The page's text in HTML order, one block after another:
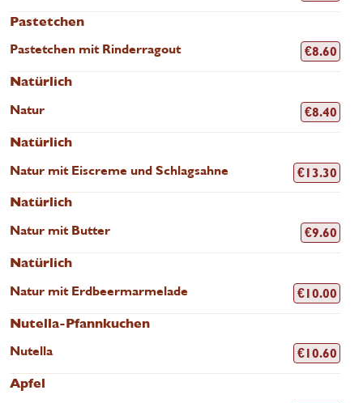
Pastetchen
Pastetchen mit Rinderragout
€8.60
Natürlich
Natur
€8.40
Natürlich
Natur mit Eiscreme und Schlagsahne
€13.30
Natürlich
Natur mit Butter
€9.60
Natürlich
Natur mit Erdbeermarmelade
€10.00
Nutella-Pfannkuchen
Nutella
€10.60
Apfel